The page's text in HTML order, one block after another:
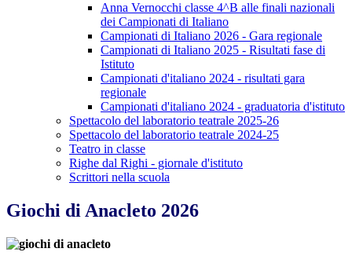
Anna Vernocchi classe 4^B alle finali nazionali
dei Campionati di Italiano
Campionati di Italiano 2026 - Gara regionale
Campionati di Italiano 2025 - Risultati fase di
Istituto
Campionati d'italiano 2024 - risultati gara
regionale
Campionati d'italiano 2024 - graduatoria d'istituto
Spettacolo del laboratorio teatrale 2025-26
Spettacolo del laboratorio teatrale 2024-25
Teatro in classe
Righe dal Righi - giornale d'istituto
Scrittori nella scuola
Giochi di Anacleto 2026